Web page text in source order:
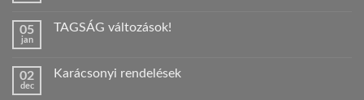
Unity
bejegyzéshez
05
jan
TAGSÁG változások!
TAGSÁG
02
dec
Karácsonyi rendelések